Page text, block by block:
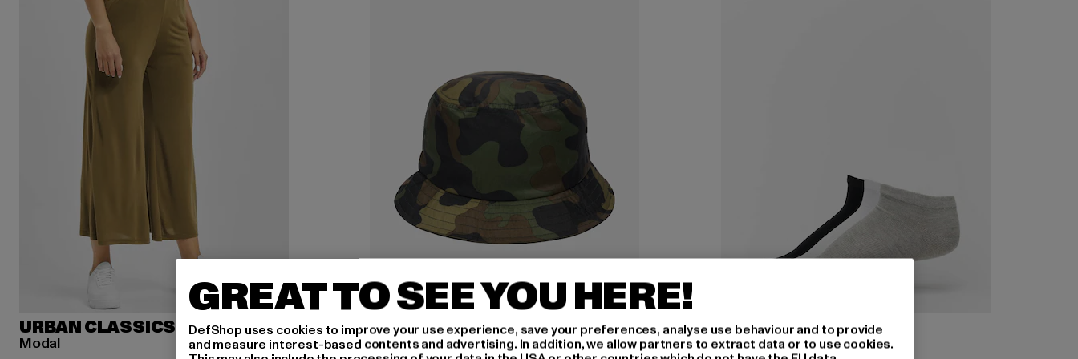
URBAN CLASSICS
Modal
FLEXFIT
Camo Bucket
URBAN CLASSICS
No Show Socks 5-Pack
GREAT TO SEE YOU HERE!
DefShop uses cookies to improve your use experience, save your preferences, analyse use behaviour and to provide
and measure interest-based contents and advertising. In addition, we allow partners to extract data or to use cookies.